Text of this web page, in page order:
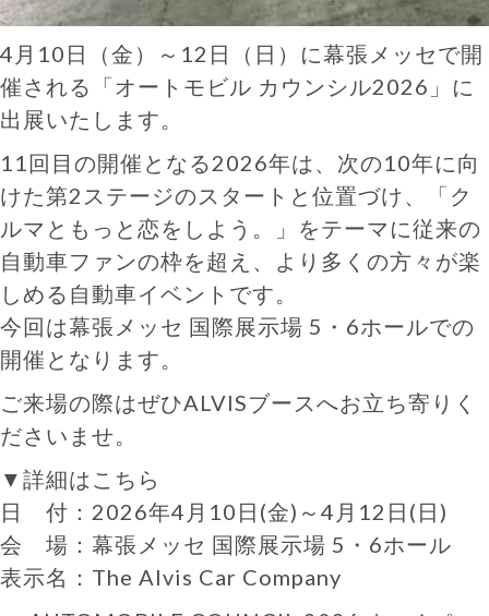
4月10日（金）～12日（日）に幕張メッセで開
催される「オートモビル カウンシル2026」に
出展いたします。
11回目の開催となる2026年は、次の10年に向
けた第2ステージのスタートと位置づけ、「ク
ルマともっと恋をしよう。」をテーマに従来の
自動車ファンの枠を超え、より多くの方々が楽
しめる自動車イベントです。
今回は幕張メッセ 国際展示場 5・6ホールでの
開催となります。
ご来場の際はぜひALVISブースへお立ち寄りく
ださいませ。
▼詳細はこちら
日 付：2026年4月10日(金)～4月12日(日)
会 場：幕張メッセ 国際展示場 5・6ホール
表示名：The Alvis Car Company